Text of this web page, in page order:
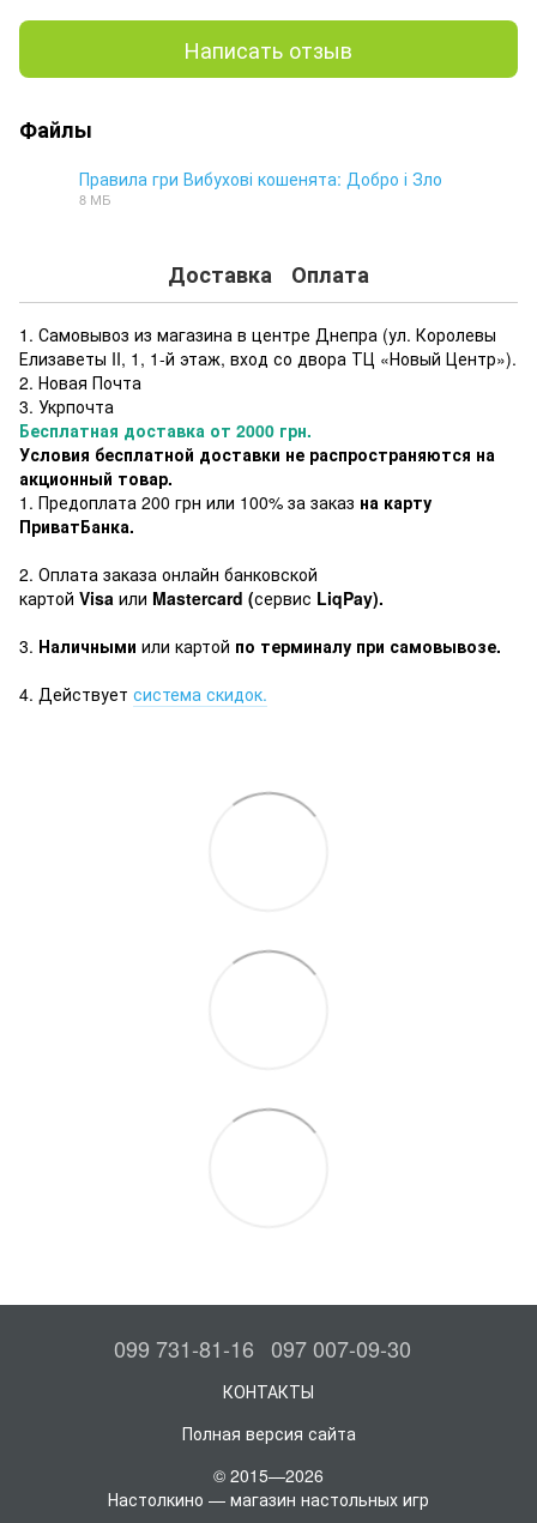
Написать отзыв
Файлы
Правила гри Вибухові кошенята: Добро і Зло
8 МБ
Доставка Оплата
1. Самовывоз из магазина в центре Днепра (ул. Королевы
Елизаветы II, 1, 1-й этаж, вход со двора ТЦ «Новый Центр»).
2. Новая Почта
3. Укрпочта
Бесплатная доставка от 2000 грн.
Условия бесплатной доставки не распространяются на
акционный товар.
1. Предоплата 200 грн или 100% за заказ на карту
ПриватБанка.
2. Оплата заказа онлайн банковской
картой Visa или Mastercard (сервис LiqPay).
3. Наличными или картой по терминалу при самовывозе.
4. Действует система скидок.
099 731-81-16 097 007-09-30
КОНТАКТЫ
Полная версия сайта
© 2015—2026
Настолкино — магазин настольных игр